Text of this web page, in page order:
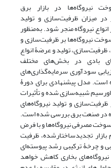
نیروگاه‌ها در بازار برق
میزان ظرفیت‌سازی و تولید
نیروگاه‌ منجر شود. به‌منظور
نیروگاه‌ها بر ظرفیت‌سازی و
ظرفیت‌سازی،‌ تولید و عرضۀ انواع
بادی در بخش‌های مختلف
سودآوری سرمایه‌گذاری‌های
است. مدل پیشنهادی برای دورۀ
پاورسیم شبیه‌سازی شده و تأثیرات
و تولید نیروگاه‌های
در صنعت برق بررسی شده است.
سوخت مصرفی نیروگاه‌ها و با فرض
تجدیدساختارشده، ظرفیت
و چرخۀ ترکیبی رشد پیوسته‌ای
بخاری کاهش خواهد